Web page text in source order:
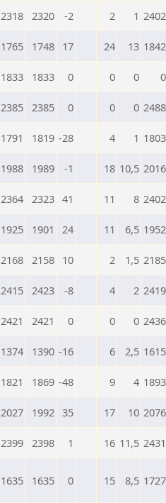
2318 2320 -2 2 1 2402
1765 1748 17 24 13 1842
1833 1833 0 0 0 0
2385 2385 0 0 0 2488
1791 1819 -28 4 1 1803
1988 1989 -1 18 10,5 2016
2364 2323 41 11 8 2402
1925 1901 24 11 6,5 1952
2168 2158 10 2 1,5 2185
2415 2423 -8 4 2 2419
2421 2421 0 0 0 2436
1374 1390 -16 6 2,5 1615
1821 1869 -48 9 4 1893
2027 1992 35 17 10 2076
2399 2398 1 16 11,5 2431
1635 1635 0 15 8,5 1727